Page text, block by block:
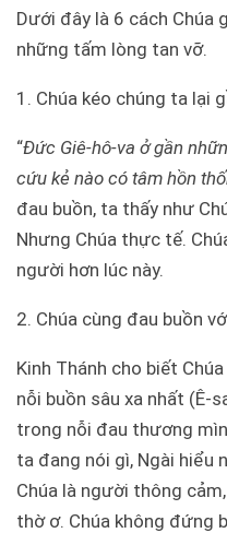
Dưới đây là 6 cách Chúa
những tấm lòng tan vỡ.
1. Chúa kéo chúng ta lại
“Đức Giê-hô-va ở gần
cứu kẻ nào có tâm hồn
đau buồn, ta thấy như
Nhưng Chúa thực tế.
người hơn lúc này.
2. Chúa cùng đau buồn
Kinh Thánh cho biết
nỗi buồn sâu xa nhất (Ê-
trong nỗi đau thương
ta đang nói gì, Ngài hiểu
Chúa là người thông
thờ ơ. Chúa không đứng